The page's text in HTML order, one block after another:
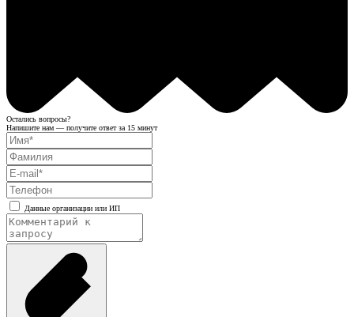
Остались вопросы?
Напишите нам — получите ответ за 15 минут
Данные организации или ИП